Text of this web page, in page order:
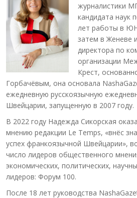
журналистики
кандидата наук
лет работы в
затем в Женеве
директора по
организации
Крест,
Горбачёвым, она основала
ежедневную русскоязычную
Швейцарии, запущенную в 2007 году.
В 2022 году Надежда Сикорская
мнению редакции Le Temps, «внёс
успех франкоязычной Швейцарии»,
число лидеров общественного
экономических, политических,
лидеров: Форум 100.
После 18 лет руководства